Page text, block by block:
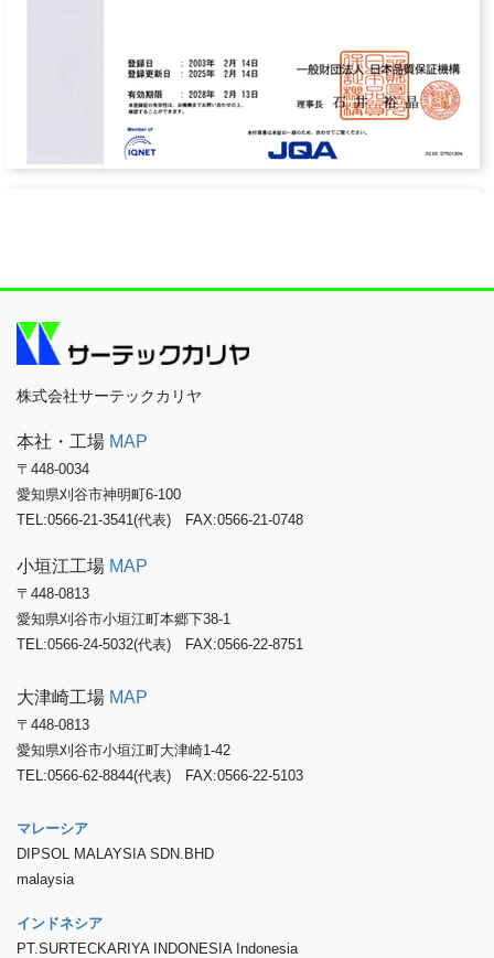
株式会社サーテックカリヤ
本社・工場 MAP
〒448-0034
愛知県刈谷市神明町6-100
TEL:0566-21-3541(代表) FAX:0566-21-0748
小垣江工場 MAP
〒448-0813
愛知県刈谷市小垣江町本郷下38-1
TEL:0566-24-5032(代表) FAX:0566-22-8751
大津崎工場 MAP
〒448-0813
愛知県刈谷市小垣江町大津崎1-42
TEL:0566-62-8844(代表) FAX:0566-22-5103
マレーシア
DIPSOL MALAYSIA SDN.BHD
malaysia
インドネシア
PT.SURTECKARIYA INDONESIA Indonesia